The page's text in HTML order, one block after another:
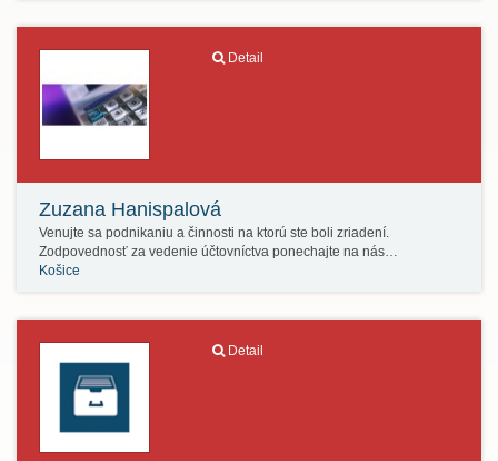
Detail
Zuzana Hanispalová
Venujte sa podnikaniu a činnosti na ktorú ste boli zriadení.
Zodpovednosť za vedenie účtovníctva ponechajte na nás…
Košice
Detail